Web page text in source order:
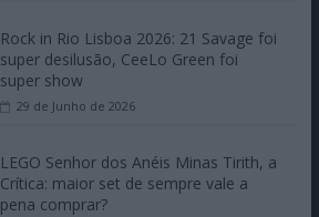
Rock in Rio Lisboa 2026: 21 Savage foi
super desilusão, CeeLo Green foi
super show
29 de Junho de 2026
LEGO Senhor dos Anéis Minas Tirith, a
Crítica: maior set de sempre vale a
pena comprar?